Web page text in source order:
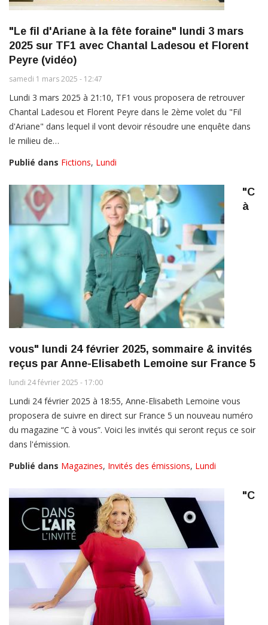
"Le fil d'Ariane à la fête foraine" lundi 3 mars
2025 sur TF1 avec Chantal Ladesou et Florent
Peyre (vidéo)
samedi 1 mars 2025 - 12:47
Lundi 3 mars 2025 à 21:10, TF1 vous proposera de retrouver
Chantal Ladesou et Florent Peyre dans le 2ème volet du "Fil
d'Ariane" dans lequel il vont devoir résoudre une enquête dans
le milieu de…
Publié dans Fictions, Lundi
"C
à
vous" lundi 24 février 2025, sommaire & invités
reçus par Anne-Elisabeth Lemoine sur France 5
lundi 24 février 2025 - 17:00
Lundi 24 février 2025 à 18:55, Anne-Elisabeth Lemoine vous
proposera de suivre en direct sur France 5 un nouveau numéro
du magazine “C à vous”. Voici les invités qui seront reçus ce soir
dans l'émission.
Publié dans Magazines, Invités des émissions, Lundi
"C